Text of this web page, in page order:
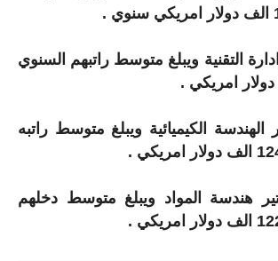
التقنية ويبلغ متوسط راتبهم السنوي
الكيميائية ويبلغ متوسط راتبه
هندسة المواد ويبلغ متوسط دخلهم